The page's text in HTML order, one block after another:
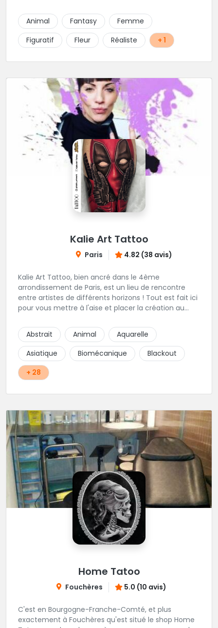
de votre projet avec lui.
Animal Fantasy
Femme
Figuratif
Fleur Réaliste + 1
Kalie Art Tattoo
Paris 4.82 (38 avis)
Kalie Art Tattoo, bien ancré dans le 4ème
arrondissement de Paris, est un lieu de rencontre
entre artistes de différents horizons ! Tout est fait ici
pour vous mettre à l'aise et placer la création au
Abstrait
Animal
Aquarelle
Asiatique
Biomécanique
Blackout
+ 28
Home Tatoo
Fouchères 5.0 (10 avis)
C'est en Bourgogne-Franche-Comté, et plus
exactement à Fouchères qu'est situé le shop Home